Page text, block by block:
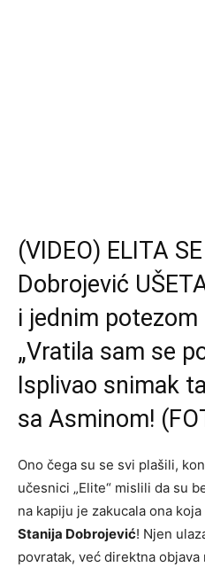
(VIDEO) ELITA
Dobrojević
i jednim potezom
„Vratila sam se
Isplivao snimak
sa Asminom!
Ono čega su se svi plašili,
učesnici „Elite“ mislili da su
na kapiju je zakucala ona
Stanija Dobrojević! Njen
povratak, već direktna